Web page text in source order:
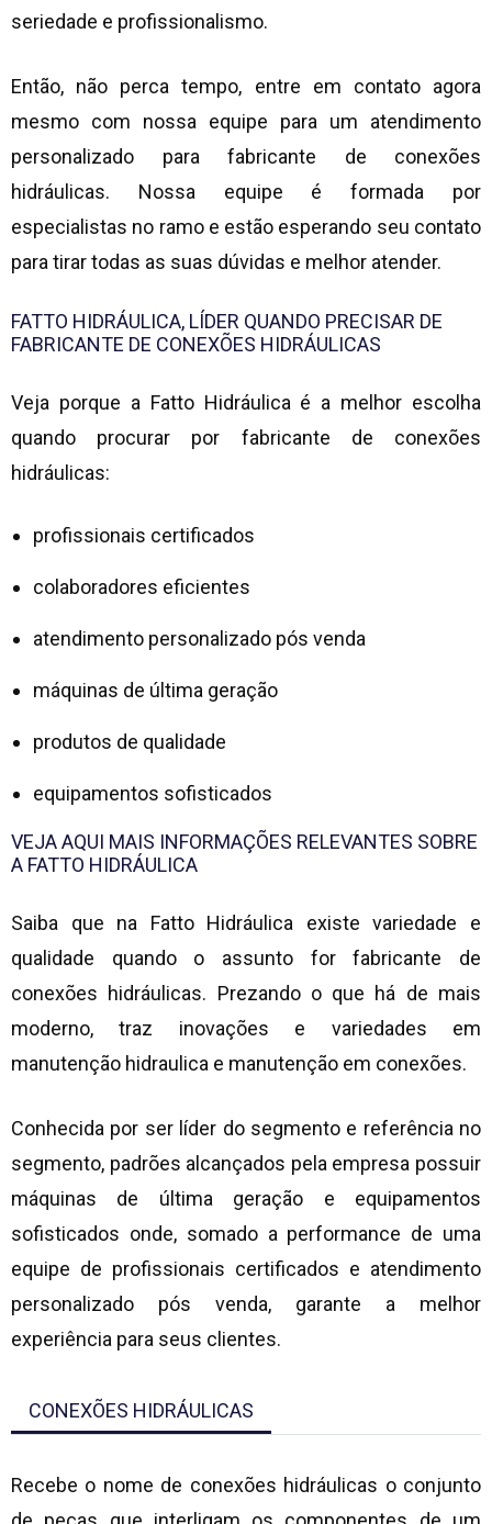
seriedade e profissionalismo.
Então, não perca tempo, entre em contato agora
mesmo com nossa equipe para um atendimento
personalizado para fabricante de conexões
hidráulicas. Nossa equipe é formada por
especialistas no ramo e estão esperando seu contato
para tirar todas as suas dúvidas e melhor atender.
FATTO HIDRÁULICA, LÍDER QUANDO PRECISAR DE
FABRICANTE DE CONEXÕES HIDRÁULICAS
Veja porque a Fatto Hidráulica é a melhor escolha
quando procurar por fabricante de conexões
hidráulicas:
profissionais certificados
colaboradores eficientes
atendimento personalizado pós venda
máquinas de última geração
produtos de qualidade
equipamentos sofisticados
VEJA AQUI MAIS INFORMAÇÕES RELEVANTES SOBRE
A FATTO HIDRÁULICA
Saiba que na Fatto Hidráulica existe variedade e
qualidade quando o assunto forfabricante de
conexões hidráulicas. Prezando o que há de mais
moderno, traz inovações e variedades em
manutenção hidraulica e manutenção em conexões.
Conhecida por ser líder do segmento e referência no
segmento, padrões alcançados pela empresa possuir
máquinas de última geração e equipamentos
sofisticados onde, somado a performance de uma
equipe de profissionais certificados e atendimento
personalizado pós venda, garante a melhor
experiência para seus clientes.
CONEXÕES HIDRÁULICAS
Recebe o nome de conexões hidráulicas o conjunto